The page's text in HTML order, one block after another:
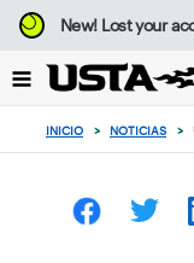
Enfoque
desde
botón
volver
principio
New!Lost your
INICIO > NOTICIAS >